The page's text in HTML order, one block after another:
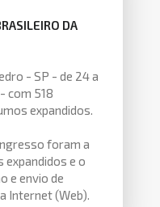
DA
- SP - de 24 a
com 518
expandidos.
foram a
expandidos e o
e envio de
Internet (Web).